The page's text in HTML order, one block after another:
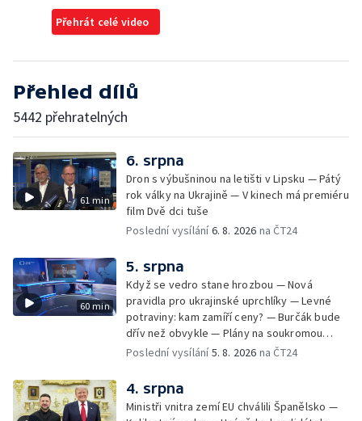
Přehrát celé video
Přehled dílů
5442 přehratelných
61 min
6. srpna
Dron s výbušninou na letišti v Lipsku — Pátý
rok války na Ukrajině — V kinech má premiéru
film Dvě dci tuše
Poslední vysílání6. 8. 2026 na ČT24
60 min
5. srpna
Když se vedro stane hrozbou — Nová
pravidla pro ukrajinské uprchlíky — Levné
potraviny: kam zamíří ceny? — Burčák bude
dřív než obvykle — Plány na soukromou
orbitální stanici
Poslední vysílání5. 8. 2026 na ČT24
4. srpna
Ministři vnitra zemí EU chválili Španělsko —